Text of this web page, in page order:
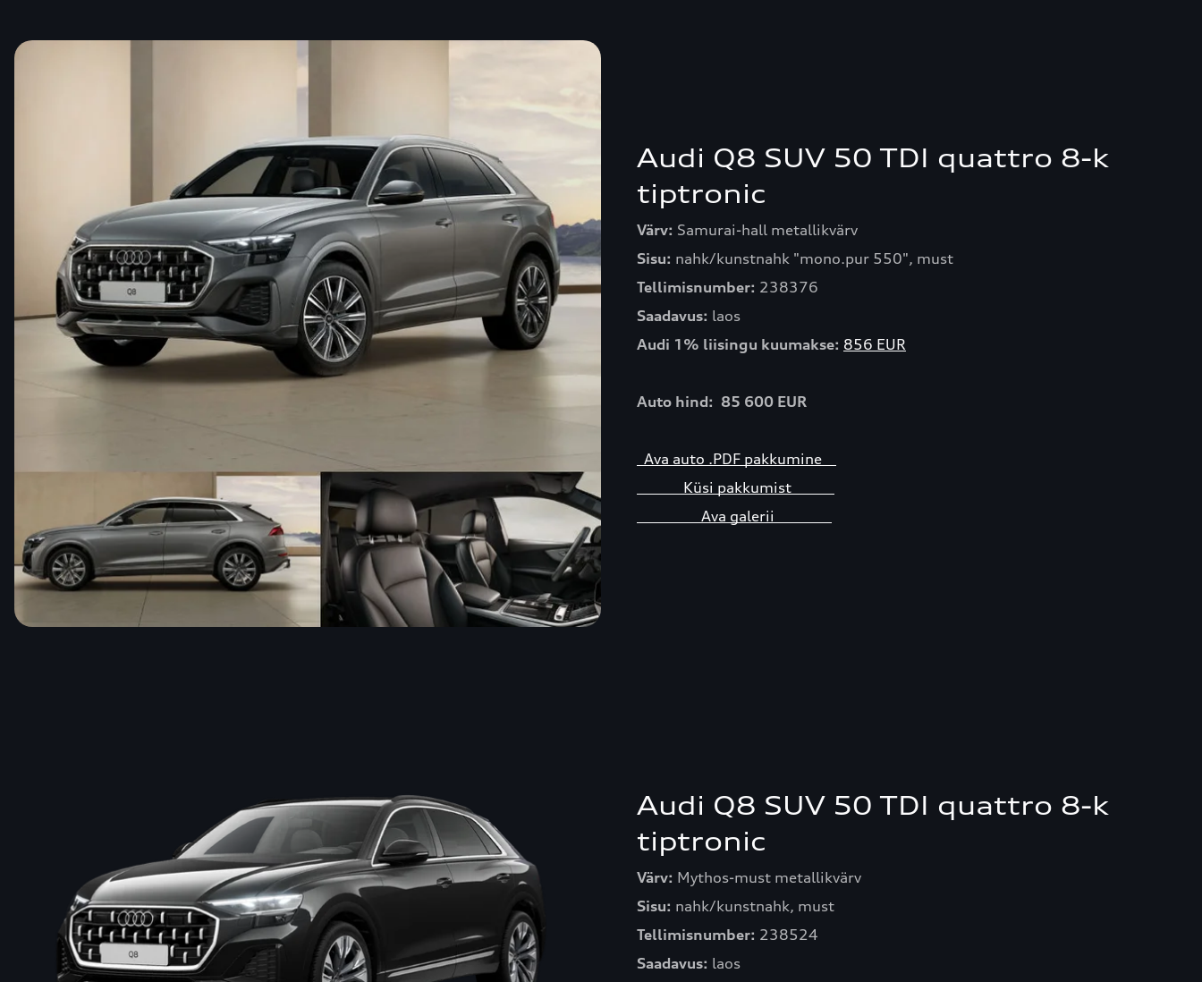
Audi Q8 SUV 50 TDI quattro 8-k
tiptronic
Värv: Samurai-hall metallikvärv
Sisu: nahk/kunstnahk "mono.pur 550", must
Tellimisnumber: 238376
Saadavus: laos
Audi 1% liisingu kuumakse: 856 EUR
Auto hind: 85 600 EUR
Ava auto .PDF pakkumine
Küsi pakkumist
Ava galerii
Audi Q8 SUV 50 TDI quattro 8-k
tiptronic
Värv: Mythos-must metallikvärv
Sisu: nahk/kunstnahk, must
Tellimisnumber: 238524
Saadavus: laos